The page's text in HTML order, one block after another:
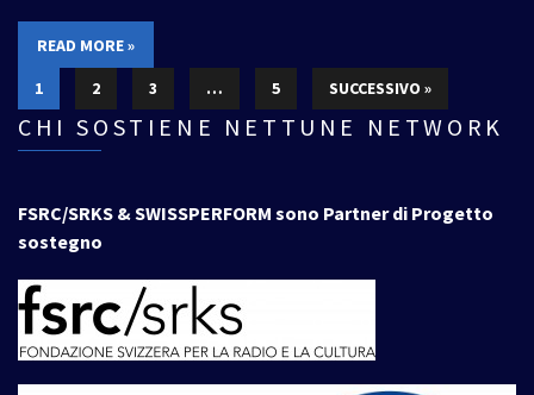
READ MORE »
1
2 3 … 5 SUCCESSIVO »
CHI SOSTIENE NETTUNE NETWORK
FSRC/SRKS & SWISSPERFORM sono Partner di Progetto
sostegno